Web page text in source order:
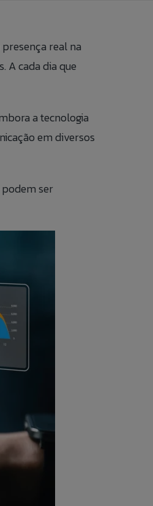
PT
real na
A cada dia que
a tecnologia
em diversos
ser